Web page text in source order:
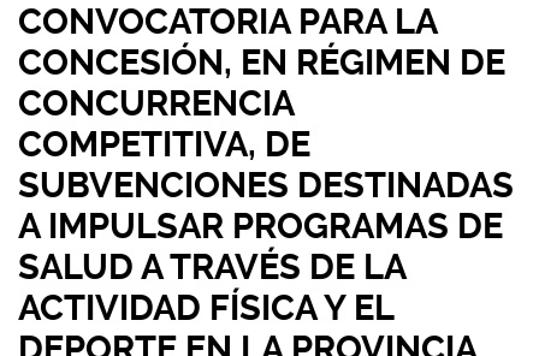
CONVOCATORIA PARA LA
CONCESIÓN, EN RÉGIMEN DE
CONCURRENCIA
COMPETITIVA, DE
SUBVENCIONES DESTINADAS
A IMPULSAR PROGRAMAS DE
SALUD A TRAVÉS DE LA
ACTIVIDAD FÍSICA Y EL